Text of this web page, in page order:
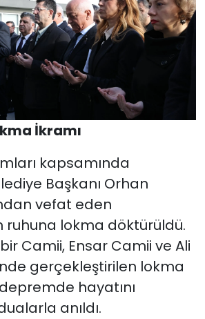
İkramı
kapsamında
Başkanı Orhan
vefat eden
ruhuna lokma döktürüldü.
Camii, Ensar Camii ve Ali
gerçekleştirilen lokma
hayatını
anıldı.